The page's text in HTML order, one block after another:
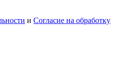
и Согласие на обработку